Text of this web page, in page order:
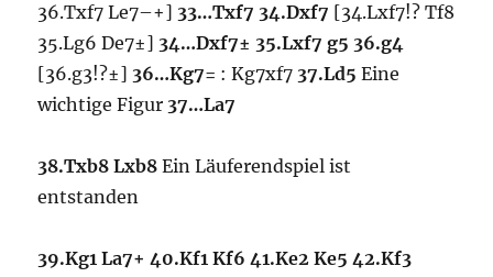
36.Txf7 Le7–+] 33…Txf7 34.Dxf7 [34.Lxf7!? Tf8
35.Lg6 De7±] 34…Dxf7± 35.Lxf7 g5 36.g4
[36.g3!?±] 36…Kg7= : Kg7xf7 37.Ld5Eine
wichtige Figur 37…La7
38.Txb8 Lxb8Ein Läuferendspiel ist
entstanden
39.Kg1 La7+ 40.Kf1 Kf6 41.Ke2 Ke5 42.Kf3